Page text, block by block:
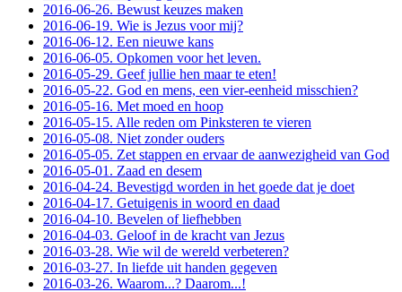
2016-06-26. Bewust keuzes maken
2016-06-19. Wie is Jezus voor mij?
2016-06-12. Een nieuwe kans
2016-06-05. Opkomen voor het leven.
2016-05-29. Geef jullie hen maar te eten!
2016-05-22. God en mens, een vier-eenheid misschien?
2016-05-16. Met moed en hoop
2016-05-15. Alle reden om Pinksteren te vieren
2016-05-08. Niet zonder ouders
2016-05-05. Zet stappen en ervaar de aanwezigheid van God
2016-05-01. Zaad en desem
2016-04-24. Bevestigd worden in het goede dat je doet
2016-04-17. Getuigenis in woord en daad
2016-04-10. Bevelen of liefhebben
2016-04-03. Geloof in de kracht van Jezus
2016-03-28. Wie wil de wereld verbeteren?
2016-03-27. In liefde uit handen gegeven
2016-03-26. Waarom...? Daarom...!